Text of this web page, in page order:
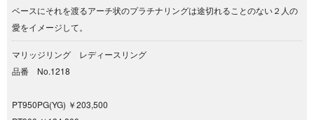
ベースにそれを渡るアーチ状のプラチナリングは途切れることのない２人の
愛をイメージして。
マリッジリング レディースリング
品番 No.1218
PT950PG(YG) ￥203,500